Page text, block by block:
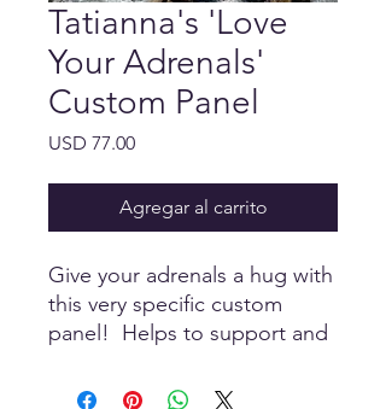
Tatianna's 'Love
Your Adrenals'
Custom Panel
USD 77.00Precio
Agregar al carrito
Give your adrenals a hug with
this very specific custom
panel! Helps to support and
in a world where our adrenals